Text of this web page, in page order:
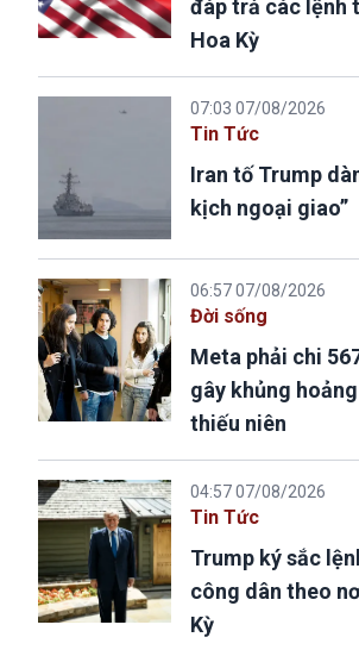
đáp trả các lệnh
Hoa Kỳ
07:03 07/08/2026
Tin Tức
Iran tố Trump
kịch ngoại giao”
06:57 07/08/2026
Đời sống
Meta phải chi
gây khủng
thiếu niên
04:57 07/08/2026
Tin Tức
Trump ký sắc
công dân theo
Kỳ